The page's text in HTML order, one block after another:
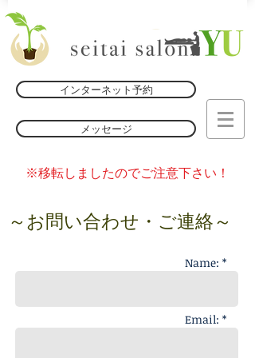
インターネット予約
メッセージ
※移転しましたのでご注意下さい！
​～お問い合わせ・ご連絡～
Name: *
Email: *